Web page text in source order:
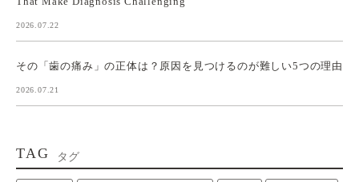
2026.07.22
その「歯の痛み」の正体は？原因を見つけるのが難しい5つの理由
2026.07.21
TAG タグ